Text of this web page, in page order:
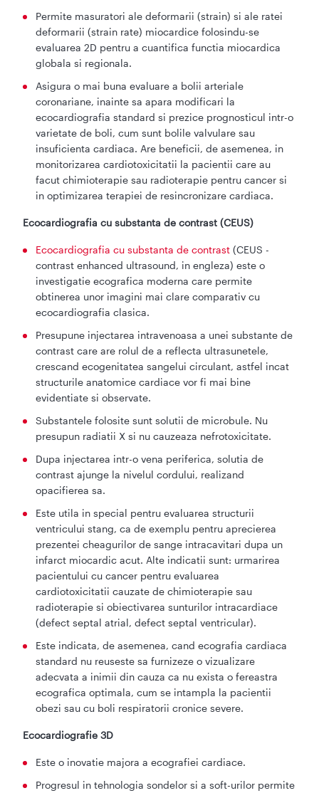
Permite masuratori ale deformarii (strain) si ale ratei
deformarii (strain rate) miocardice folosindu-se
evaluarea 2D pentru a cuantifica functia miocardica
globala si regionala.
Asigura o mai buna evaluare a bolii arteriale
coronariane, inainte sa apara modificari la
ecocardiografia standard si prezice prognosticul intr-o
varietate de boli, cum sunt bolile valvulare sau
insuficienta cardiaca. Are beneficii, de asemenea, in
monitorizarea cardiotoxicitatii la pacientii care au
facut chimioterapie sau radioterapie pentru cancer si
in optimizarea terapiei de resincronizare cardiaca.
Ecocardiografia cu substanta de contrast (CEUS)
Ecocardiografia cu substanta de contrast(CEUS -
contrast enhanced ultrasound, in engleza) este o
investigatie ecografica moderna care permite
obtinerea unor imagini mai clare comparativ cu
ecocardiografia clasica.
Presupune injectarea intravenoasa a unei substante de
contrast care are rolul de a reflecta ultrasunetele,
crescand ecogenitatea sangelui circulant, astfel incat
structurile anatomice cardiace vor fi mai bine
evidentiate si observate.
Substantele folosite sunt solutii de microbule. Nu
presupun radiatii X si nu cauzeaza nefrotoxicitate.
Dupa injectarea intr-o vena periferica, solutia de
contrast ajunge la nivelul cordului, realizand
opacifierea sa.
Este utila in special pentru evaluarea structurii
ventricului stang, ca de exemplu pentru aprecierea
prezentei cheagurilor de sange intracavitari dupa un
infarct miocardic acut. Alte indicatii sunt: urmarirea
pacientului cu cancer pentru evaluarea
cardiotoxicitatii cauzate de chimioterapie sau
radioterapie si obiectivarea sunturilor intracardiace
(defect septal atrial, defect septal ventricular).
Este indicata, de asemenea, cand ecografia cardiaca
standard nu reuseste sa furnizeze o vizualizare
adecvata a inimii din cauza ca nu exista o fereastra
ecografica optimala, cum se intampla la pacientii
obezi sau cu boli respiratorii cronice severe.
Ecocardiografie 3D
Este o inovatie majora a ecografiei cardiace.
Progresul in tehnologia sondelor si a soft-urilor permite